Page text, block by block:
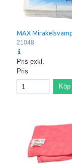
MAX
21048
Pris exkl.
Pris
Köp